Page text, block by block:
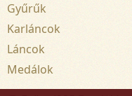
Gyűrűk
Karláncok
Láncok
Medálok